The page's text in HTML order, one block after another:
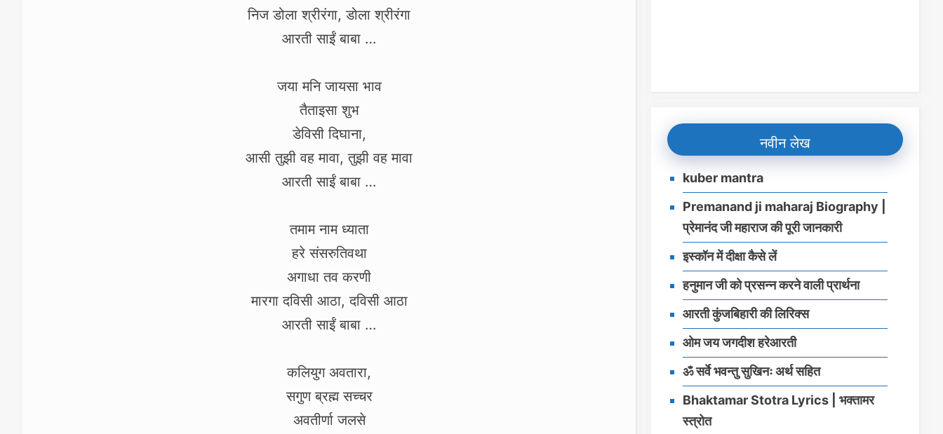
निज डोला श्रीरंगा, डोला श्रीरंगा
आरती साईं बाबा …
जया मनि जायसा भाव
तैताइसा शुभ
डेविसी दिघाना,
आसी तुझी वह मावा, तुझी वह मावा
आरती साईं बाबा …
तमाम नाम ध्याता
हरे संसरुतिवथा
अगाधा तव करणी
मारगा दविसी आठा, दविसी आठा
आरती साईं बाबा …
कलियुग अवतारा,
सगुण ब्रह्म सच्चर
अवतीर्णा जलसे
नवीन लेख
kuber mantra
Premanand ji maharaj Biography |
प्रेमानंद जी महाराज की पूरी जानकारी
इस्‍कॉन में दीक्षा कैसे लें
हनुमान जी को प्रसन्‍न करने वाली प्रार्थना
आरती कुंजबिहारी की लिरिक्स
ओम जय जगदीश हरेआरती
ॐ सर्वे भवन्तु सुखिनः अर्थ सहित
Bhaktamar Stotra Lyrics | भक्‍तामर
स्‍त्रोत